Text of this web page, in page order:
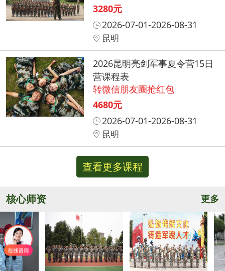
3280元
2026-07-01-2026-08-31
昆明
2026昆明亮剑军事夏令营15日
营课程表
转微信朋友圈抢红包
4680元
2026-07-01-2026-08-31
昆明
查看更多课程
核心师资 更多